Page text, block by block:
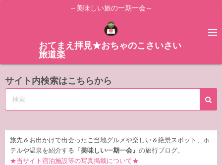
ス
ッ
～美味しい旅の一期一会～
おてまえ拝見★おちゃのこさいさい
旅道楽
サイト内検索はこちらから
旅先＆お出かけで出会ったご当地グルメや楽しい＆絶景スポット、ホ
テルや温泉を紹介する『 美味しい一期一会』 の旅行ブログ。
★当サイト宿泊施設等の写真掲載について★